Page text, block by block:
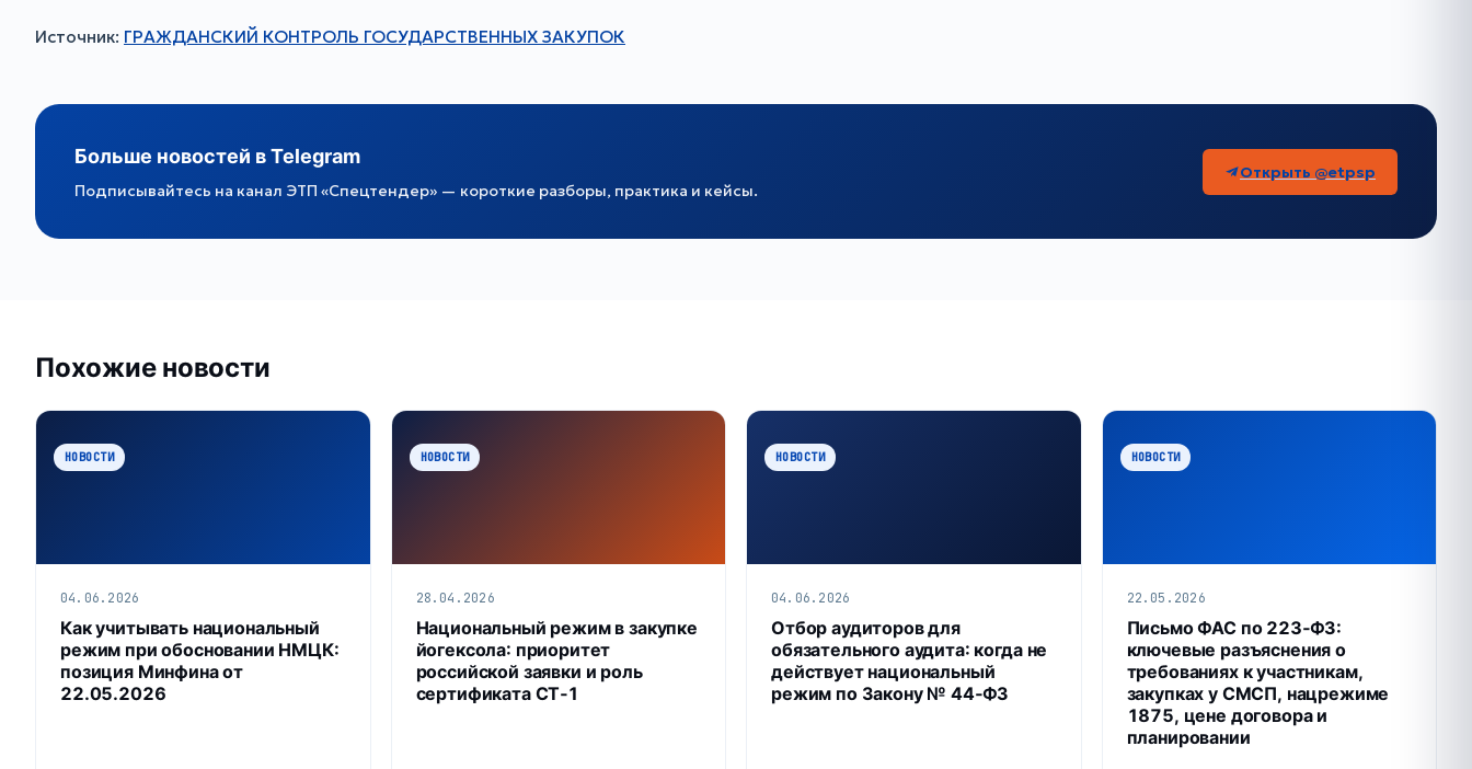
Источник: ГРАЖДАНСКИЙ КОНТРОЛЬ ГОСУДАРСТВЕННЫХ ЗАКУПОК
Больше новостей в Telegram
Подписывайтесь на канал ЭТП «Спецтендер» — короткие разборы, практика и кейсы.
Открыть @etpsp
Похожие новости
НОВОСТИ
04.06.2026
Как учитывать национальный
режим при обосновании НМЦК:
позиция Минфина от
22.05.2026
НОВОСТИ
28.04.2026
Национальный режим в закупке
йогексола: приоритет
российской заявки и роль
сертификата СТ‑1
НОВОСТИ
04.06.2026
Отбор аудиторов для
обязательного аудита: когда не
действует национальный
режим по Закону № 44‑ФЗ
НОВОСТИ
22.05.2026
Письмо ФАС по 223‑ФЗ:
ключевые разъяснения о
требованиях к участникам,
закупках у СМСП, нацрежиме
1875, цене договора и
планировании